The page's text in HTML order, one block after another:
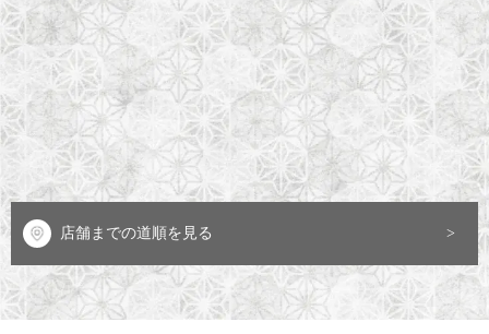
店舗までの道順を見る